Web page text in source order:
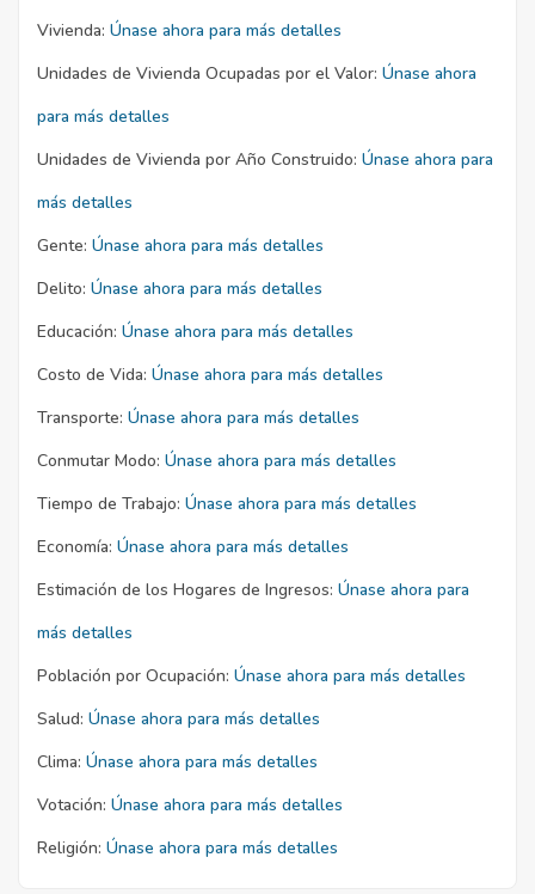
Vivienda: Únase ahora para más detalles
Unidades de Vivienda Ocupadas por el Valor: Únase ahora
para más detalles
Unidades de Vivienda por Año Construido: Únase ahora para
más detalles
Gente: Únase ahora para más detalles
Delito: Únase ahora para más detalles
Educación: Únase ahora para más detalles
Costo de Vida: Únase ahora para más detalles
Transporte: Únase ahora para más detalles
Conmutar Modo: Únase ahora para más detalles
Tiempo de Trabajo: Únase ahora para más detalles
Economía: Únase ahora para más detalles
Estimación de los Hogares de Ingresos: Únase ahora para
más detalles
Población por Ocupación: Únase ahora para más detalles
Salud: Únase ahora para más detalles
Clima: Únase ahora para más detalles
Votación: Únase ahora para más detalles
Religión: Únase ahora para más detalles